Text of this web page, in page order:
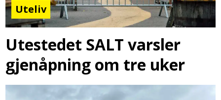
Uteliv
Utestedet SALT varsler
gjenåpning om tre uker